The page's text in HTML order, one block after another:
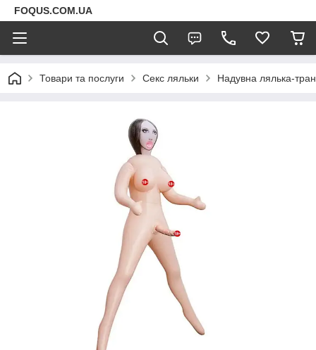
FOQUS.COM.UA
Товари та послуги Секс ляльки Надувна лялька-